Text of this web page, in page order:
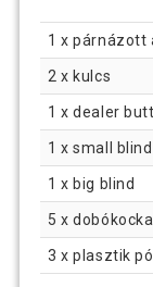
1 x párnázott
2 x kulcs
1 x dealer
1 x small blind
1 x big blind
5 x dobókocka
3 x plasztik